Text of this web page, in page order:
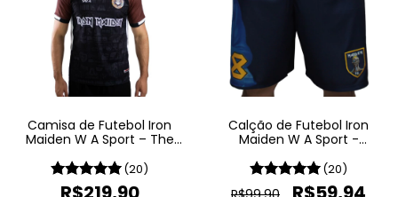
Camisa de Futebol Iron
Maiden W A Sport – The
(20)
Calção de Futebol Iron
Maiden W A Sport -
Son
(20)